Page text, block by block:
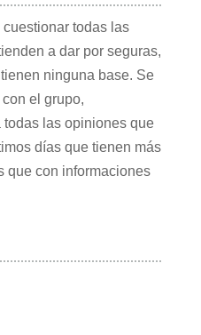
todas las
a dar por seguras,
ninguna base. Se
el grupo,
las opiniones que
días que tienen más
que con informaciones